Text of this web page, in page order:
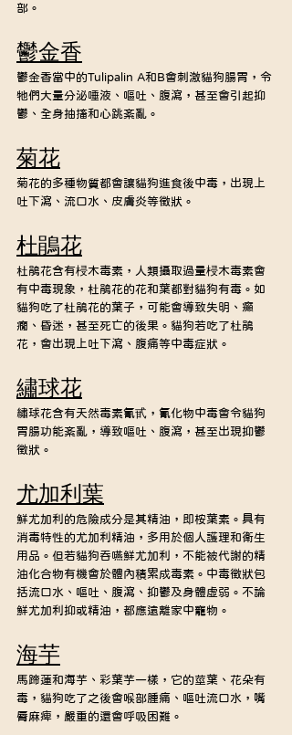
部。
鬱金香
鬱金香當中的Tulipalin A和B會刺激貓狗腸胃，令
牠們大量分泌唾液、嘔吐、腹瀉，甚至會引起抑
鬱、全身抽搐和心跳紊亂。
菊花
菊花的多種物質都會讓貓狗進食後中毒，出現上
吐下瀉、流口水、皮膚炎等徵狀。
杜鵑花
杜鵑花含有梫木毒素，人類攝取過量梫木毒素會
有中毒現象，杜鵑花的花和葉都對貓狗有毒。如
貓狗吃了杜鵑花的葉子，可能會導致失明、癲
癇、昏迷，甚至死亡的後果。貓狗若吃了杜鵑
花，會出現上吐下瀉、腹痛等中毒症狀。
繡球花
繡球花含有天然毒素氰甙，氰化物中毒會令貓狗
胃腸功能紊亂，導致嘔吐、腹瀉，甚至出現抑鬱
徵狀。
尤加利葉
鮮尤加利的危險成分是其精油，即桉葉素。具有
消毒特性的尤加利精油，多用於個人護理和衛生
用品。但若貓狗吞嚥鮮尤加利，不能被代謝的精
油化合物有機會於體內積累成毒素。中毒徵狀包
括流口水、嘔吐、腹瀉、抑鬱及身體虛弱。不論
鮮尤加利抑或精油，都應遠離家中寵物。
海芋
馬蹄蓮和海芋、彩葉芋一樣，它的莖葉、花朵有
毒，貓狗吃了之後會喉部腫痛、嘔吐流口水，嘴
脣麻痺，嚴重的還會呼吸困難。